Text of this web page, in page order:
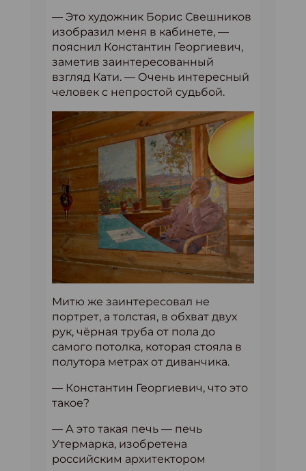
— Это художник Борис Свешников
изобразил меня в кабинете, —
пояснил Константин Георгиевич,
заметив заинтересованный
взгляд Кати. — Очень интересный
человек с непростой судьбой.
Митю же заинтересовал не
портрет, а толстая, в обхват двух
рук, чёрная труба от пола до
самого потолка, которая стояла в
полутора метрах от диванчика.
— Константин Георгиевич, что это
такое?
— А это такая печь — печь
Утермарка, изобретена
российским архитектором